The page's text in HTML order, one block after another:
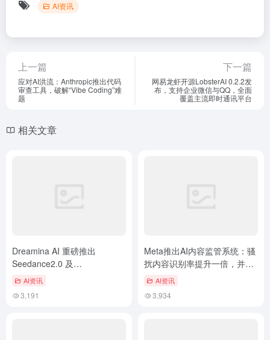
AI资讯
上一篇
应对AI洪流：Anthropic推出代码
审查工具，破解“Vibe Coding”难
题
下一篇
网易龙虾开源LobsterAI 0.2.2发
布，支持企业微信与QQ，全面
覆盖主流即时通讯平台
相关文章
Dreamina AI 重磅推出
Seedance2.0 及
Seedream5.0Lite
AI资讯
3,191
Meta推出AI内容监管系统：骚
扰内容识别率提升一倍，并上
线全天候智能助手
AI资讯
3,934